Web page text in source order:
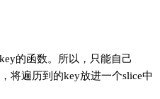
的函数。所以，只能自己
将遍历到的key放进一个slice中